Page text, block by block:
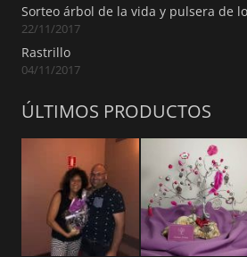
Sorteo árbol de la vida y pulsera de
22/11/2017
Rastrillo
04/11/2017
ÚLTIMOS PRODUCTOS